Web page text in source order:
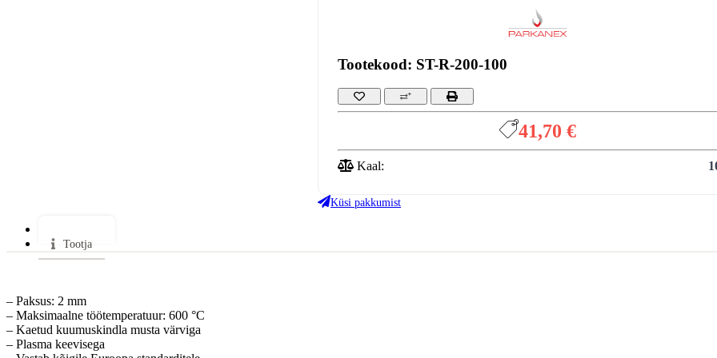
Tootekood: ST-R-200-100
41,70 €
Kaal:
Küsi pakkumist
Tootja
– Paksus: 2 mm
– Maksimaalne töötemperatuur: 600 °C
– Kaetud kuumuskindla musta värviga
– Plasma keevisega